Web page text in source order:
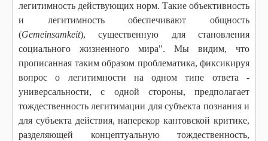
легитимность действующих норм. Такие объективность
и легитимность обеспечивают общность
(Gemeinsamkeit), существенную для становления
социального жизненного мира". Мы видим, что
прописанная таким образом проблематика, фиксикируя
вопрос о легитимности на одном типе ответа -
универсальности, с одной стороны, предполагает
тождественность легитимации для субъекта познания и
для субъекта действия, наперекор кантовской критике,
разделяющей концептуальную тождественность,